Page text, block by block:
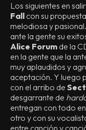
Los siguientes en
Fall con su
melodiosa y
ante la gente su
Alice Forum de la
en la gente que la
muy aplaudidos y
aceptación. Y luego
con el arribo de Sect
desgarrante de
entregan con todo
otro y con su
entre canción y